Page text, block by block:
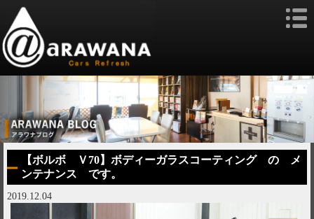
【ボルボ Ｖ70】ボディーガラスコーティング の メ
ンテナンス です。
2019.12.04